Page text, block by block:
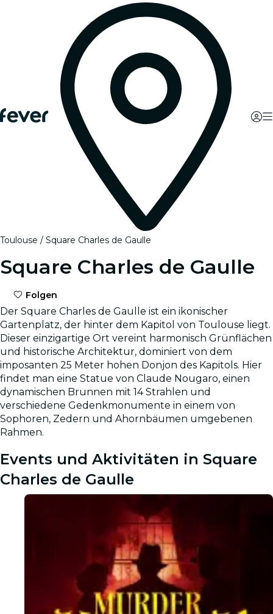
Toulouse Square Charles de Gaulle
Square Charles de Gaulle
Folgen
Der Square Charles de Gaulle ist ein ikonischer
Gartenplatz, der hinter dem Kapitol von Toulouse liegt.
Dieser einzigartige Ort vereint harmonisch Grünflächen
und historische Architektur, dominiert von dem
imposanten 25 Meter hohen Donjon des Kapitols. Hier
findet man eine Statue von Claude Nougaro, einen
dynamischen Brunnen mit 14 Strahlen und
verschiedene Gedenkmonumente in einem von
Sophoren, Zedern und Ahornbäumen umgebenen
Rahmen.
Events und Aktivitäten in Square
Charles de Gaulle